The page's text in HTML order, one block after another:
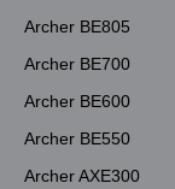
Archer BE805
Archer BE700
Archer BE600
Archer BE550
Archer AXE300